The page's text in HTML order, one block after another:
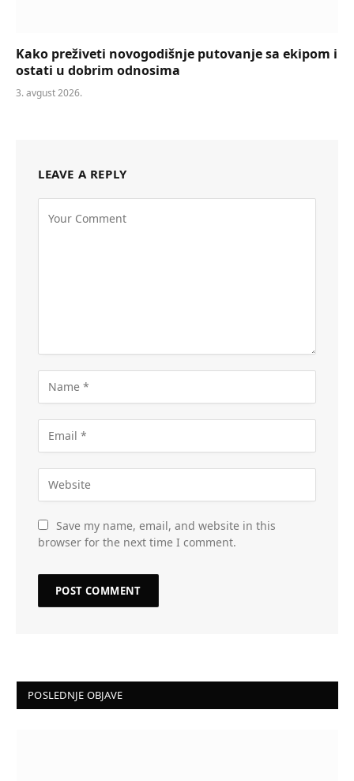
Kako preživeti novogodišnje putovanje sa ekipom i
ostati u dobrim odnosima
3. avgust 2026.
LEAVE A REPLY
Save my name, email, and website in this
browser for the next time I comment.
POSLEDNJE OBJAVE